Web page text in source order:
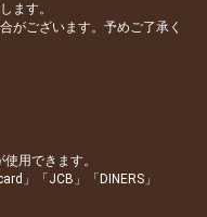
ます。
がございます。予めご了承く
用できます。
」「JCB」「DINERS」